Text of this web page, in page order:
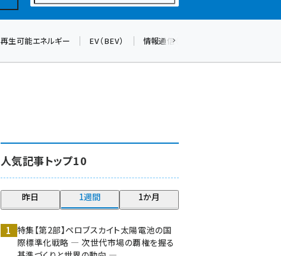
ngn (265)
大串 (211)
aitras (177)
タンデム (141)
再生可能エネルギー EV（BEV） 情報通信（ICT）
人気記事トップ10
昨日 1週間 1か月
特集【第2部】ペロブスカイト太陽電池の国
際標準化戦略 ― 次世代市場の覇権を握る